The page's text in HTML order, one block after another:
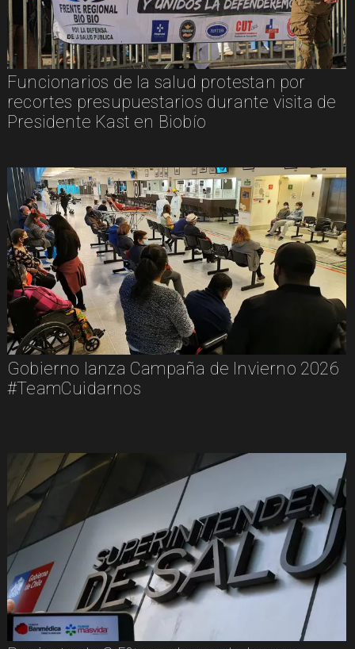
Funcionarios de la salud protestan por
recortes presupuestarios durante visita de
Presidente Kast en Biobío
Gobierno lanza Campaña de Invierno 2026
#TeamCuidarnos